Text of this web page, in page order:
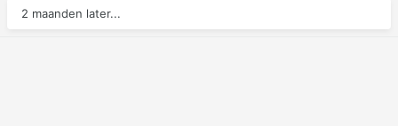
2 maanden later...